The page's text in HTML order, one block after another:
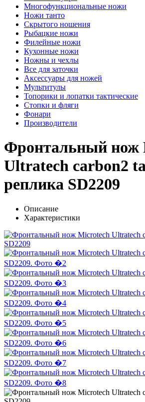
Многофункциональные ножи
Ножи танто
Скрытого ношения
Рыбацкие ножи
Филейные ножи
Кухонные ножи
Ножны и чехлы
Все для заточки
Аксессуары для ножей
Мультитулы
Топорики и лопатки тактические
Стопки и фляги
Фонари
Производители
Фронтальный нож
Ultratech carbon2
реплика SD2209
Описание
Характеристики